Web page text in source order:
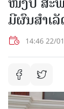
ມີຜົນສໍາເ
14:46 22/